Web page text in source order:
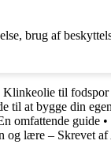
brug af
Klinkeolie til fodspor
til at bygge din
omfattende guide •
og lære – Skrevet